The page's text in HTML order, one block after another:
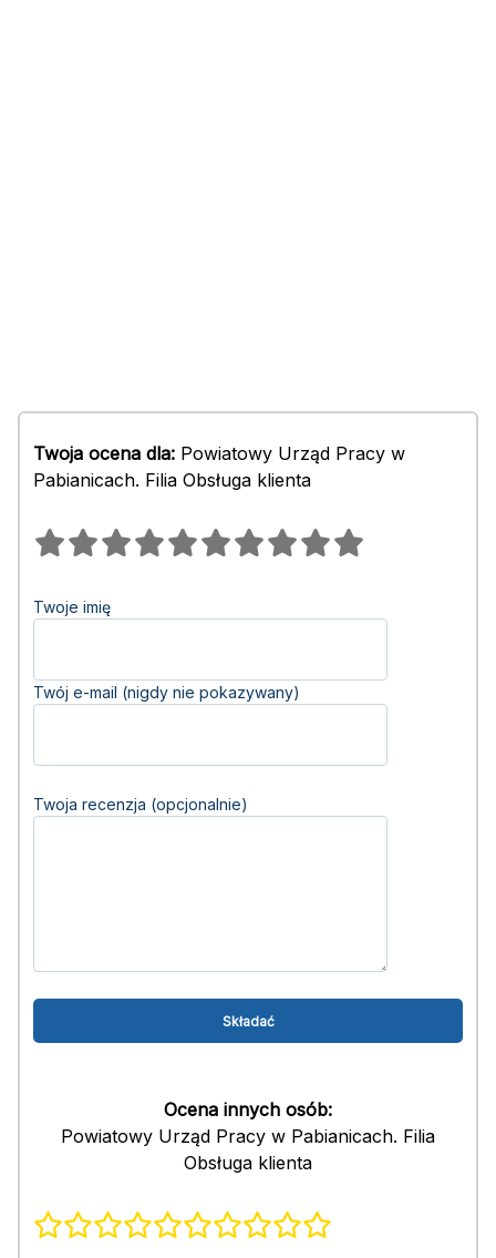
Twoja ocena dla: Powiatowy Urząd Pracy w
Pabianicach. Filia Obsługa klienta
Twoje imię
Twój e-mail (nigdy nie pokazywany)
Twoja recenzja (opcjonalnie)
Ocena innych osób:
Powiatowy Urząd Pracy w Pabianicach. Filia
Obsługa klienta